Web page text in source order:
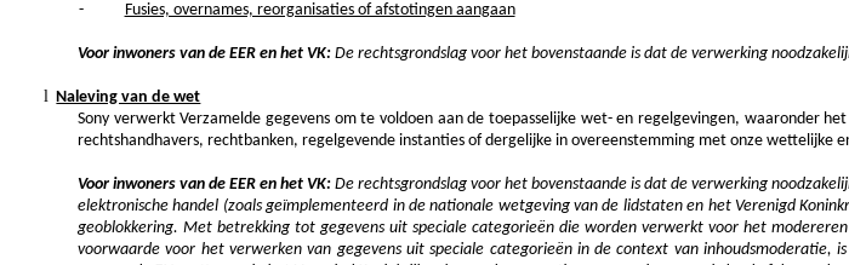
- Fusies, overnames, reorganisaties of afstotingen aangaan
Voor inwoners van de EER en het VK: De rechtsgrondslag voor het bovenstaande is dat de verwerking
l Naleving van de wet
Sony verwerkt Verzamelde gegevens om te voldoen aan de toepasselijke wet- en regelgevingen, waaronder
rechtshandhavers, rechtbanken, regelgevende instanties of dergelijke in overeenstemming met onze wettelijke
Voor inwoners van de EER en het VK: De rechtsgrondslag voor het bovenstaande is dat de verwerking
elektronische handel (zoals geïmplementeerd in de nationale wetgeving van de lidstaten en het Verenigd
geoblokkering. Met betrekking tot gegevens uit speciale categorieën die worden verwerkt voor het
voorwaarde voor het verwerken van gegevens uit speciale categorieën in de context van